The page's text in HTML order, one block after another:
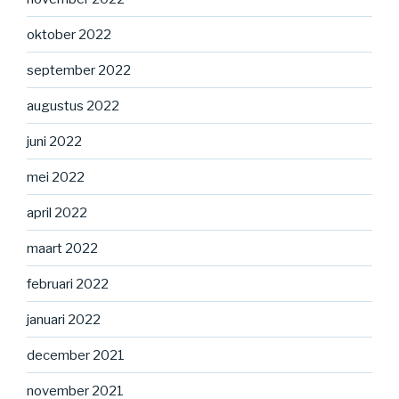
oktober 2022
september 2022
augustus 2022
juni 2022
mei 2022
april 2022
maart 2022
februari 2022
januari 2022
december 2021
november 2021